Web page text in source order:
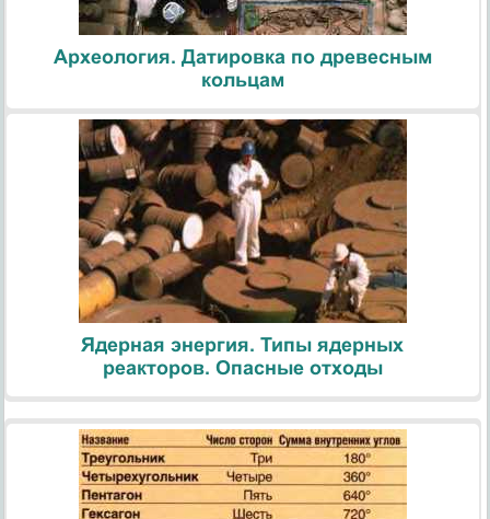
Археология. Датировка по древесным
кольцам
Ядерная энергия. Типы ядерных
реакторов. Опасные отходы